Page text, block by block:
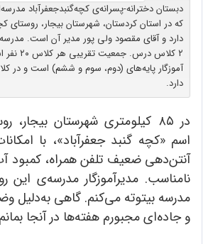
دبستان دخترانه-پسرانه‌ی کچه‌گنبدجعفرآباد
که در استان کردستان، شهرستان بیجار، روستای
۲ کلاس
دارد.
در ۸۵ کیلومتری شهرستان
اسم «کچه گنبد جعفرآباد»، با
آنتن‌دهی ضعیف تلفن همراه،
نامناسب. مدیرآموزگار مدرسه‌ی این
مدرسه بیتوته می‌کنم. گاهی به‌دلیل
و جاده‌ای مجبورم هفته‌ها در آنجا